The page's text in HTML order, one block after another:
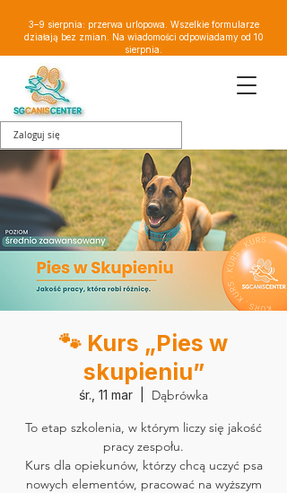
3–9 sierpnia: przerwa urlopowa. Wszelkie formularze
działają bez zmian. Na wiadomości odpowiadamy od 10
sierpnia.
Zaloguj się
🐾 Kurs „Pies w
skupieniu”
śr., 11 mar
Dąbrówka
To etap szkolenia, w którym liczy się jakość
pracy zespołu.
Kurs dla opiekunów, którzy chcą uczyć psa
nowych elementów, pracować na wyższym